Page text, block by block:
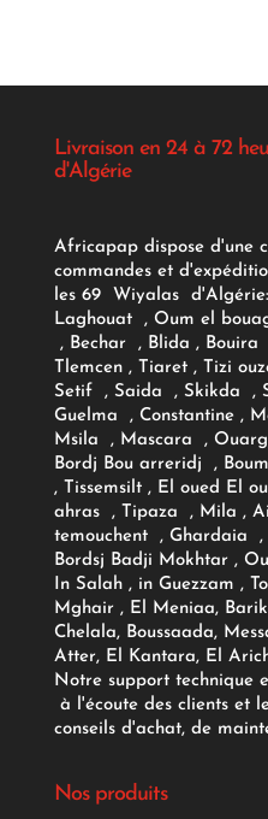
Livraison en 24 à 72
d'Algérie
Africapap dispose d'une
commandes et
les 69 Wiyalas d'Algérie:
Laghouat , Oum el
, Bechar , Blida , Bouira
Tlemcen , Tiaret , Tizi
Setif , Saida , Skikda ,
Guelma , Constantine ,
Msila , Mascara ,
Bordj Bou arreridj ,
, Tissemsilt , El oued El
ahras , Tipaza , Mila ,
temouchent , Ghardaia ,
Bordsj Badji Mokhtar ,
In Salah , in Guezzam ,
Mghair , El Meniaa,
Chelala, Boussaada,
Atter, El Kantara, El
Notre support technique
à l'écoute des clients et
conseils d'achat, de
Nos produits